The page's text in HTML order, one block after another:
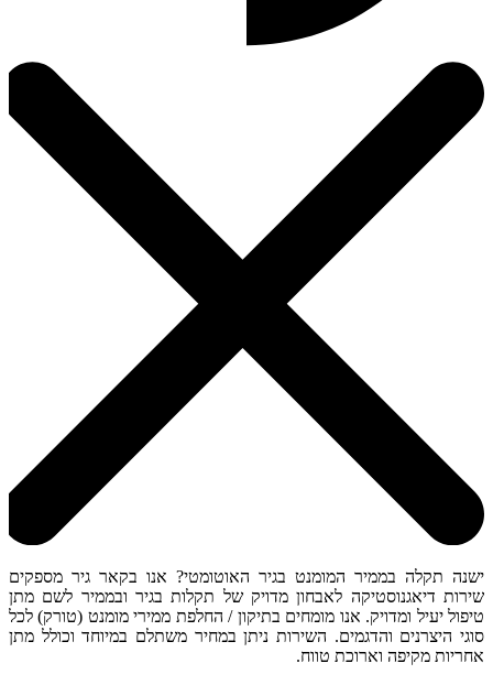
ישנה תקלה בממיר המומנט בגיר האוטומטי? אנו בקאר גיר מספקים
שירות דיאגנוסטיקה לאבחון מדויק של תקלות בגיר ובממיר לשם מתן
טיפול יעיל ומדויק. אנו מומחים בתיקון / החלפת ממירי מומנט (טורק) לכל
סוגי היצרנים והדגמים. השירות ניתן במחיר משתלם במיוחד וכולל מתן
אחריות מקיפה וארוכת טווח.